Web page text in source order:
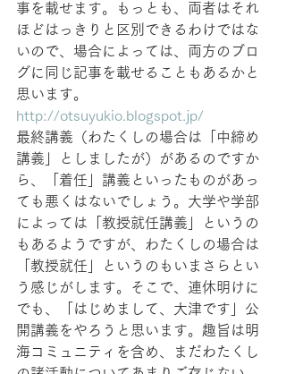
事を載せます。もっとも、両者はそれ
ほどはっきりと区別できるわけではな
いので、場合によっては、両方のブロ
グに同じ記事を載せることもあるかと
思います。
http://otsuyukio.blogspot.jp/
最終講義（わたくしの場合は「中締め
講義」としましたが）があるのですか
ら、「着任」講義といったものがあっ
ても悪くはないでしょう。大学や学部
によっては「教授就任講義」というの
もあるようですが、わたくしの場合は
「教授就任」というのもいまさらとい
う感じがします。そこで、連休明けに
でも、「はじめまして、大津です」公
開講義をやろうと思います。趣旨は明
海コミュニティを含め、まだわたくし